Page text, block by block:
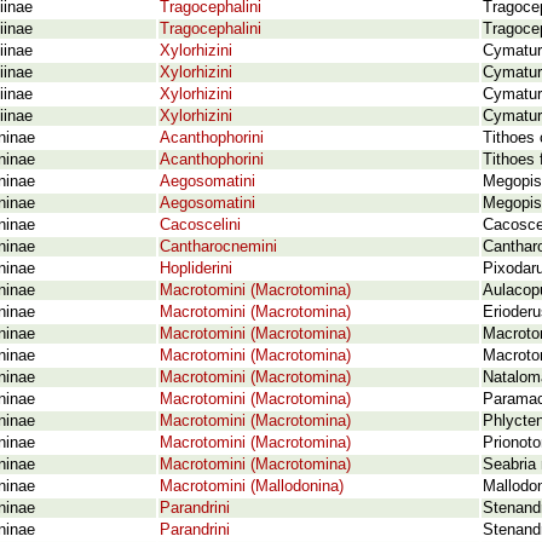
Tragocephalini
Tragocephalini
Xylorhizini
Xylorhizini
Xylorhizini
Xylorhizini
Acanthophorini
Acanthophorini
Aegosomatini
Aegosomatini
Cacoscelini
Cantharocnemini
Hopliderini
Macrotomini (Macrotomina)
Macrotomini (Macrotomina)
Macrotomini (Macrotomina)
Macrotomini (Macrotomina)
Macrotomini (Macrotomina)
Macrotomini (Macrotomina)
Macrotomini (Macrotomina)
Macrotomini (Macrotomina)
Macrotomini (Macrotomina)
Seabria
Macrotomini (Mallodonina)
Parandrini
Parandrini